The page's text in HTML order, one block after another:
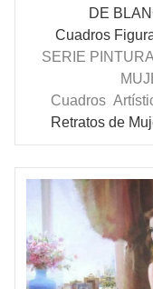
DE
Cuadros
SERIE
Cuadros
Retratos de